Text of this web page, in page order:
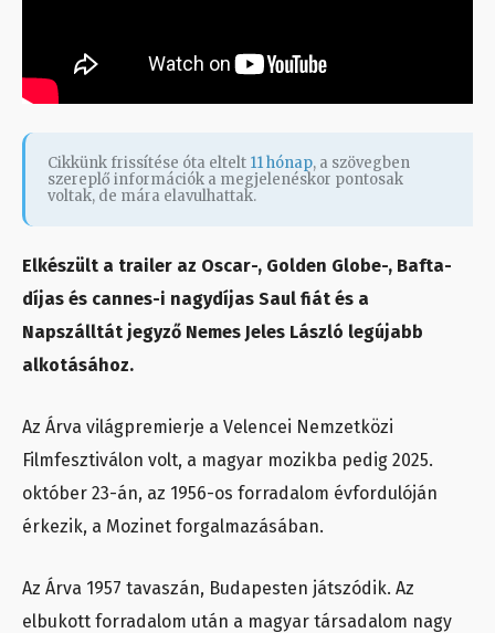
Cikkünk frissítése óta eltelt 11 hónap, a szövegben
szereplő információk a megjelenéskor pontosak
voltak, de mára elavulhattak.
Elkészült a trailer az Oscar-, Golden Globe-, Bafta-
díjas és cannes-i nagydíjas Saul fiát és a
Napszálltát jegyző Nemes Jeles László legújabb
alkotásához.
Az Árva világpremierje a Velencei Nemzetközi
Filmfesztiválon volt, a magyar mozikba pedig 2025.
október 23-án, az 1956-os forradalom évfordulóján
érkezik, a Mozinet forgalmazásában.
Az Árva 1957 tavaszán, Budapesten játszódik. Az
elbukott forradalom után a magyar társadalom nagy